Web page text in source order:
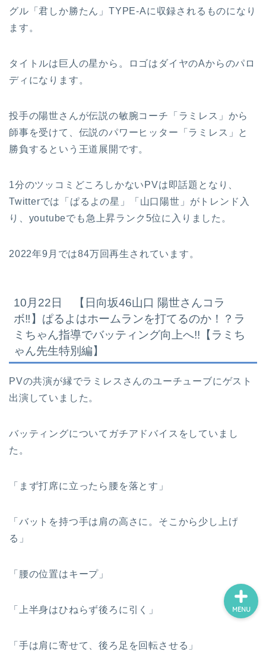
グル「君しか勝たん」TYPE-Aに収録されるものになり
ます。
タイトルは巨人の星から。ロゴはダイヤのAからのパロ
ディになります。
投手の陽世さんが伝説の敏腕コーチ「ラミレス」から
師事を受けて、伝説のパワーヒッター「ラミレス」と
勝負するという王道展開です。
1分のツッコミどころしかないPVは即話題となり、
Twitterでは「ぱるよの星」「山口陽世」がトレンド入
り、youtubeでも急上昇ランク5位に入りました。
2022年9月では84万回再生されています。
10月22日 【日向坂46山口 陽世さんコラ
ボ‼︎】ぱるよはホームランを打てるのか！？ラ
ミちゃん指導でバッティング向上へ!!【ラミち
ゃん先生特別編】
PVの共演が縁でラミレスさんのユーチューブにゲスト
出演していました。
バッティングについてガチアドバイスをしていまし
た。
「まず打席に立ったら腰を落とす」
「バットを持つ手は肩の高さに。そこから少し上げ
る」
「腰の位置はキープ」
「上半身はひねらず後ろに引く」
「手は肩に寄せて、後ろ足を回転させる」
MENU
ホーム
ランキング